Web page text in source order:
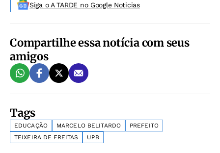
Siga o A TARDE no Google Noticias
Compartilhe essa notícia com seus
amigos
Tags
EDUCAÇÃO MARCELO BELITARDO
PREFEITO
TEIXEIRA DE FREITAS
UPB